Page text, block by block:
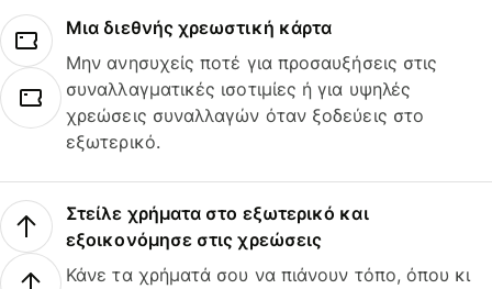
Μια διεθνής χρεωστική κάρτα
Μην ανησυχείς ποτέ για προσαυξήσεις στις
συναλλαγματικές ισοτιμίες ή για υψηλές
χρεώσεις συναλλαγών όταν ξοδεύεις στο
εξωτερικό.
Στείλε χρήματα στο εξωτερικό και
εξοικονόμησε στις χρεώσεις
Κάνε τα χρήματά σου να πιάνουν τόπο, όπου κι